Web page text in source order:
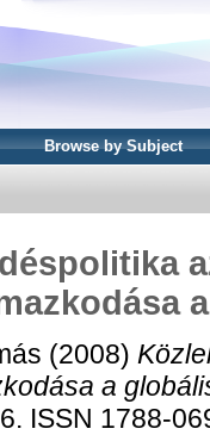
Browse by Subject
(2008)
a
ISSN 1788-